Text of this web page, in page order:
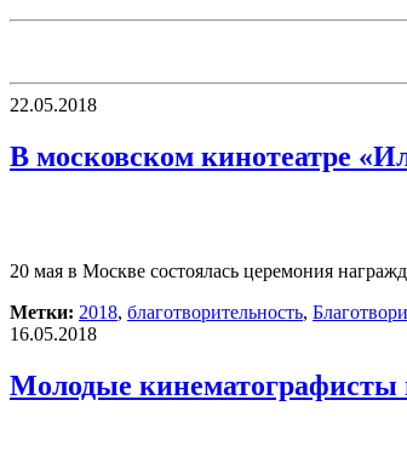
22.05.2018
В московском кинотеатре
20 мая в Москве состоялась церемония
Метки: 2018, благотворительность,
16.05.2018
Молодые кинематографисты